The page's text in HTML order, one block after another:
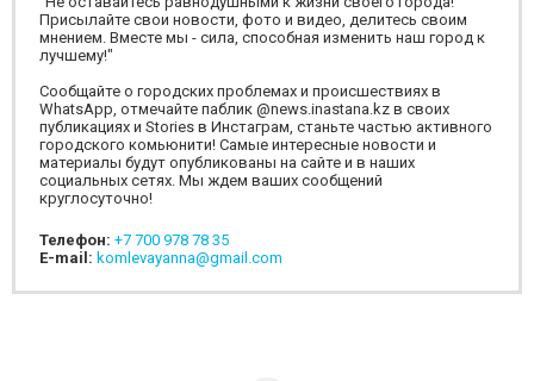
Присылайте свои новости, фото и видео, делитесь своим
мнением. Вместе мы - сила, способная изменить наш город к
лучшему!"
Сообщайте о городских проблемах и происшествиях в
WhatsApp, отмечайте паблик @news.inastana.kz в своих
публикациях и Stories в Инстаграм, станьте частью активного
городского комьюнити! Самые интересные новости и
материалы будут опубликованы на сайте и в наших
социальных сетях. Мы ждем ваших сообщений
круглосуточно!
Телефон: +7 700 978 78 35
E-mail: komlevayanna@gmail.com